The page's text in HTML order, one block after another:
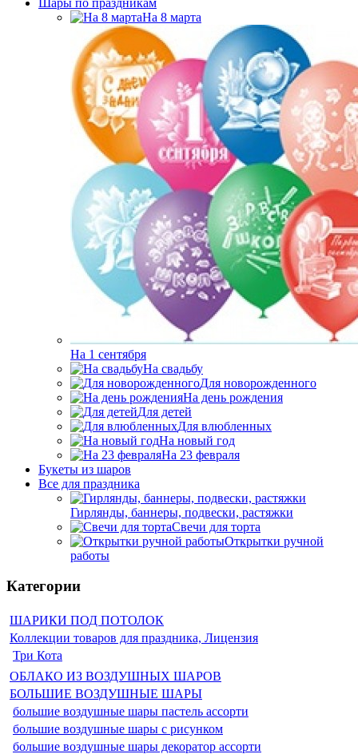
На 8 марта
На 1 сентября
На свадьбу
Для новорожденного
На день рождения
Для детей
Для влюбленных
На новый год
На 23 февраля
Букеты из шаров
Bсе для праздника
Гирлянды, баннеры, подвески, растяжки
Свечи для торта
Открытки ручной
работы
Категории
ШАРИКИ ПОД ПОТОЛОК
Коллекции товаров для праздника, Лицензия
Три Кота
ОБЛАКО ИЗ ВОЗДУШНЫХ ШАРОВ
БОЛЬШИЕ ВОЗДУШНЫЕ ШАРЫ
большие воздушные шары пастель ассорти
большие воздушные шары с рисунком
большие воздушные шары декоратор ассорти